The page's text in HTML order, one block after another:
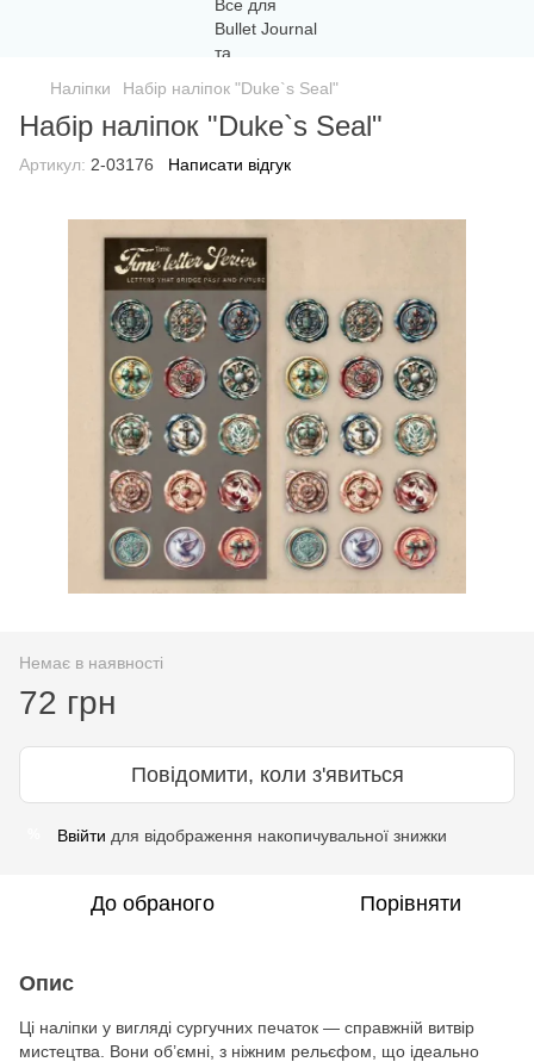
Наліпки Набір наліпок "Duke`s Seal"
Набір наліпок "Duke`s Seal"
Артикул: 2-03176 Написати відгук
Немає в наявності
72 грн
Повідомити, коли з'явиться
Ввійти для відображення накопичувальної знижки
До обраного Порівняти
Опис
Ці наліпки у вигляді сургучних печаток — справжній витвір
мистецтва. Вони об’ємні, з ніжним рельєфом, що ідеально